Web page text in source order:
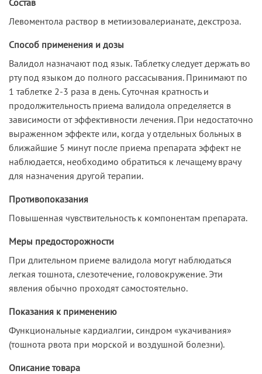
Левоментола раствор в метиизовалерианате, декстроза.
Способ применения и дозы
Валидол назначают под язык. Таблетку следует держать во
рту под языком до полного рассасывания. Принимают по
1 таблетке 2-3 раза в день. Суточная кратность и
продолжительность приема валидола определяется в
зависимости от эффективности лечения. При недостаточно
выраженном эффекте или, когда у отдельных больных в
ближайшие 5 минут после приема препарата эффект не
наблюдается, необходимо обратиться к лечащему врачу
для назначения другой терапии.
Противопоказания
Повышенная чувствительность к компонентам препарата.
Меры предосторожности
При длительном приеме валидола могут наблюдаться
легкая тошнота, слезотечение, головокружение. Эти
явления обычно проходят самостоятельно.
Показания к применению
Функциональные кардиалгии, синдром «укачивания»
(тошнота рвота при морской и воздушной болезни).
Описание товара